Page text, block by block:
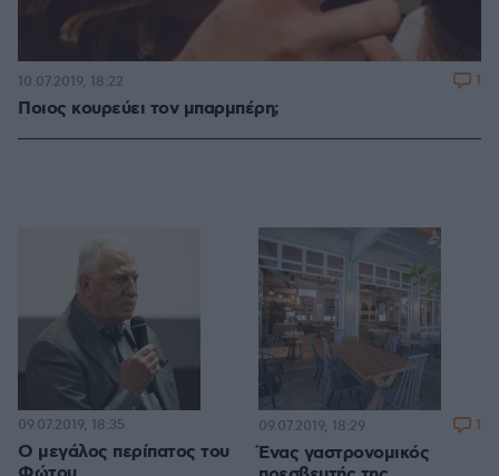
Ποιος κουρεύει τον μπαρμπέρη;
10.07.2019, 18:22 1
Ο μεγάλος περίπατος του
09.07.2019, 18:35
Ένας γαστρονομικός
09.07.2019, 18:29 1